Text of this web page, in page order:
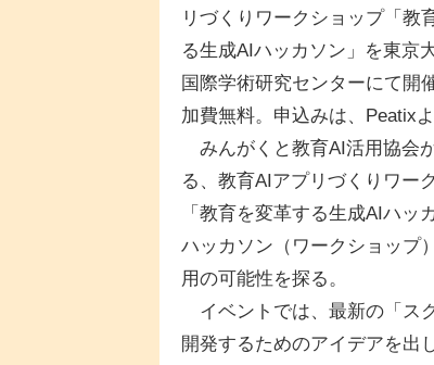
リづくりワークショップ「教
る生成AIハッカソン」を東京
国際学術研究センターにて開
加費無料。申込みは、Peatixよ
みんがくと教育AI活用協会
る、教育AIアプリづくりワー
「教育を変革する生成AIハ
ハッカソン（ワークショップ
用の可能性を探る。
イベントでは、最新の「ス
開発するためのアイデアを出